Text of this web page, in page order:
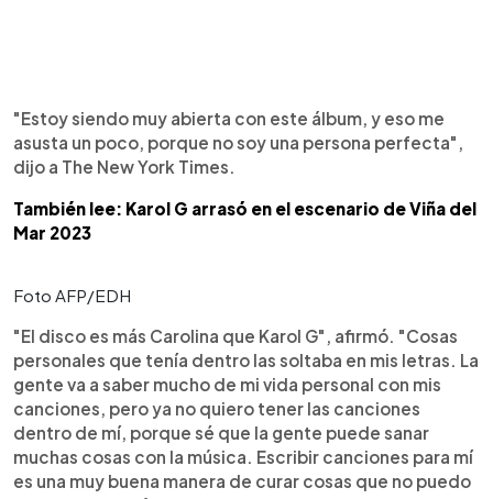
"Estoy siendo muy abierta con este álbum, y eso me
asusta un poco, porque no soy una persona perfecta",
dijo a The New York Times.
También lee: Karol G arrasó en el escenario de Viña del
Mar 2023
Foto AFP/EDH
"El disco es más Carolina que Karol G", afirmó. "Cosas
personales que tenía dentro las soltaba en mis letras. La
gente va a saber mucho de mi vida personal con mis
canciones, pero ya no quiero tener las canciones
dentro de mí, porque sé que la gente puede sanar
muchas cosas con la música. Escribir canciones para mí
es una muy buena manera de curar cosas que no puedo